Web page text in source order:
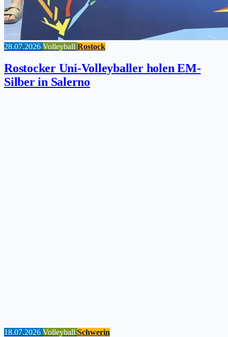
28.07.2026 Volleyball Rostock
Rostocker Uni-Volleyballer holen EM-
Silber in Salerno
18.07.2026 Volleyball Schwerin